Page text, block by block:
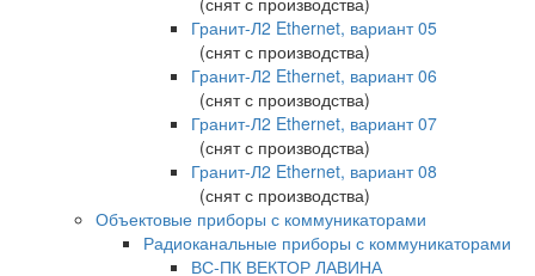
Гранит-Л2 Ethernet, вариант 05
(снят с производства)
Гранит-Л2 Ethernet, вариант 06
(снят с производства)
Гранит-Л2 Ethernet, вариант 07
(снят с производства)
Гранит-Л2 Ethernet, вариант 08
(снят с производства)
Объектовые приборы с коммуникаторами
Радиоканальные приборы с коммуникаторами
ВС-ПК ВЕКТОР ЛАВИНА